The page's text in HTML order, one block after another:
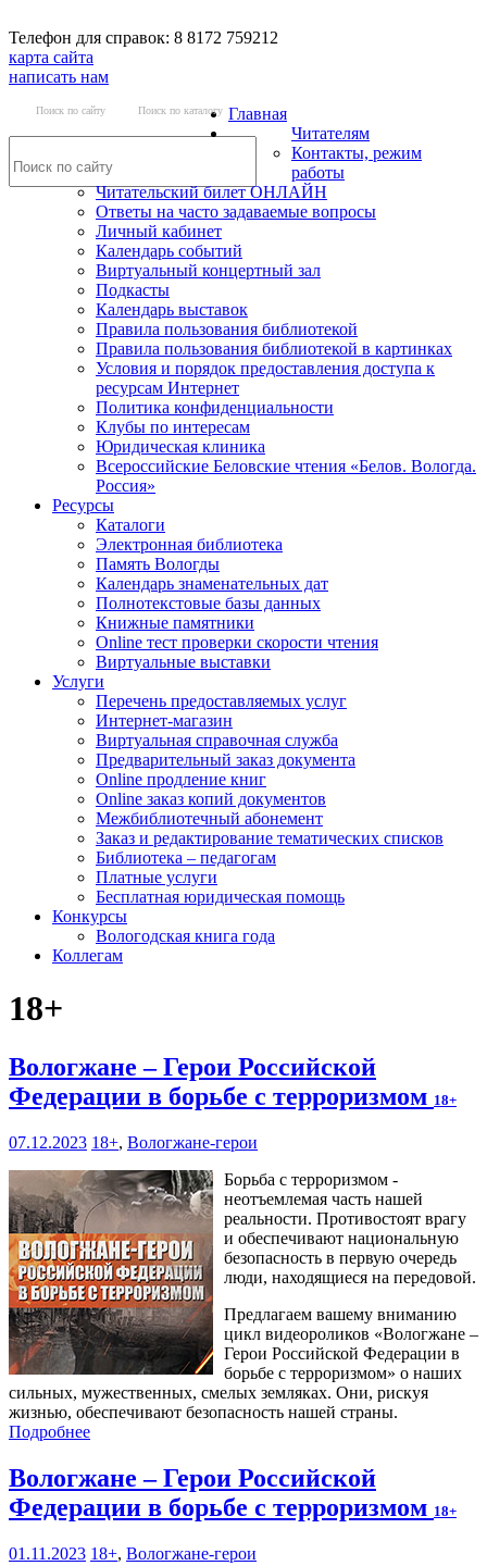
Телефон для справок: 8 8172 759212
карта сайта
написать нам
Поиск по сайту Поиск по каталогу Главная
Читателям
Контакты, режим
работы
Читательский билет ОНЛАЙН
Ответы на часто задаваемые вопросы
Личный кабинет
Календарь событий
Виртуальный концертный зал
Подкасты
Календарь выставок
Правила пользования библиотекой
Правила пользования библиотекой в картинках
Условия и порядок предоставления доступа к
ресурсам Интернет
Политика конфиденциальности
Клубы по интересам
Юридическая клиника
Всероссийские Беловские чтения «Белов. Вологда.
Россия»
Ресурсы
Каталоги
Электронная библиотека
Память Вологды
Календарь знаменательных дат
Полнотекстовые базы данных
Книжные памятники
Online тест проверки скорости чтения
Виртуальные выставки
Услуги
Перечень предоставляемых услуг
Интернет-магазин
Виртуальная справочная служба
Предварительный заказ документа
Online продление книг
Online заказ копий документов
Межбиблиотечный абонемент
Заказ и редактирование тематических списков
Библиотека – педагогам
Платные услуги
Бесплатная юридическая помощь
Конкурсы
Вологодская книга года
Коллегам
18+
Вологжане – Герои Российской
Федерации в борьбе с терроризмом 18+
07.12.2023 18+, Вологжане-герои
Борьба с терроризмом -
неотъемлемая часть нашей
реальности. Противостоят врагу
и обеспечивают национальную
безопасность в первую очередь
люди, находящиеся на передовой.
Предлагаем вашему вниманию
цикл видеороликов «Вологжане –
Герои Российской Федерации в
борьбе с терроризмом» о наших
сильных, мужественных, смелых земляках. Они, рискуя
жизнью, обеспечивают безопасность нашей страны.
Подробнее
Вологжане – Герои Российской
Федерации в борьбе с терроризмом 18+
01.11.2023 18+, Вологжане-герои